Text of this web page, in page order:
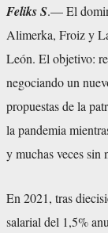
Feliks S.— El
Alimerka, Froiz y
León. El objetivo:
negociando un
propuestas de la
la pandemia
y muchas veces
En 2021, tras
salarial del 1,5%